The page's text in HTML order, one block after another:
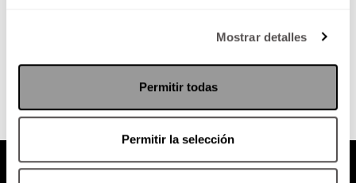
Mostrar detalles
Permitir todas
Permitir la selección